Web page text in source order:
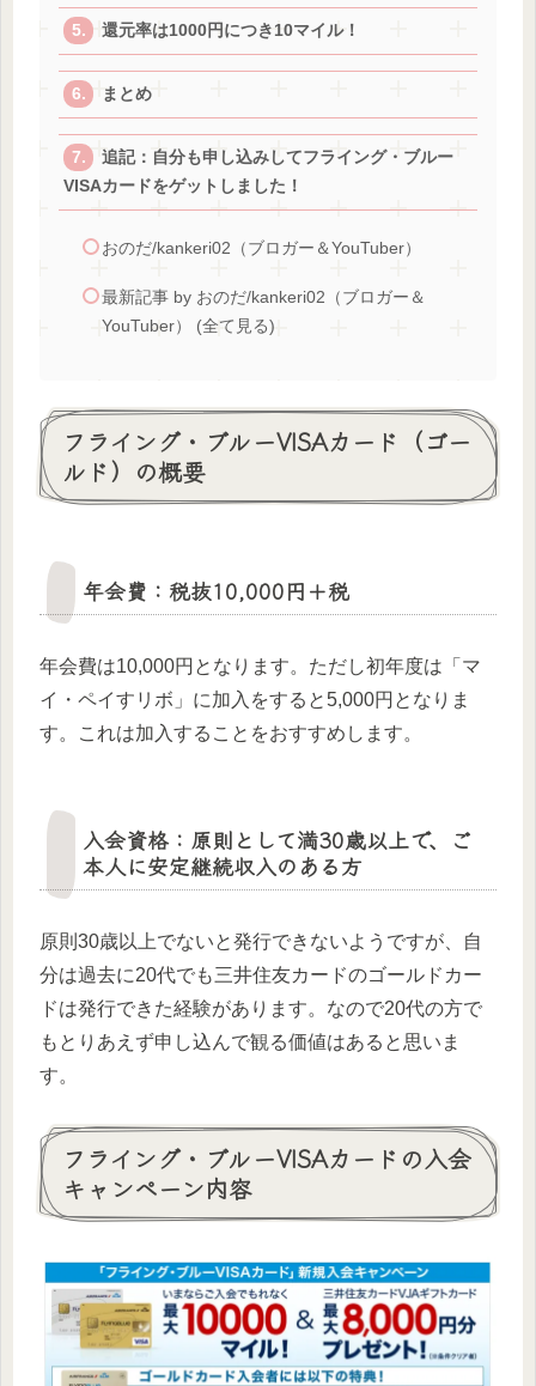
還元率は1000円につき10マイル！
まとめ
追記：自分も申し込みしてフライング・ブルー
VISAカードをゲットしました！
おのだ/kankeri02（ブロガー＆YouTuber）
最新記事 by おのだ/kankeri02（ブロガー＆
YouTuber） (全て見る)
フライング・ブルーVISAカード（ゴー
ルド）の概要
年会費：税抜10,000円＋税
年会費は10,000円となります。ただし初年度は「マ
イ・ペイすリボ」に加入をすると5,000円となりま
す。これは加入することをおすすめします。
入会資格：原則として満30歳以上で、ご
本人に安定継続収入のある方
原則30歳以上でないと発行できないようですが、自
分は過去に20代でも三井住友カードのゴールドカー
ドは発行できた経験があります。なので20代の方で
もとりあえず申し込んで観る価値はあると思いま
す。
フライング・ブルーVISAカードの入会
キャンペーン内容